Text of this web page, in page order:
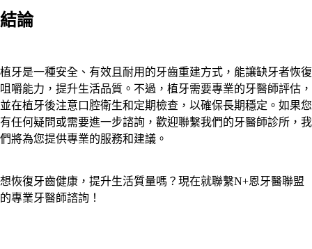
結論
植牙是一種安全、有效且耐用的牙齒重建方式，能讓缺牙者恢復
咀嚼能力，提升生活品質。不過，植牙需要專業的牙醫師評估，
並在植牙後注意口腔衛生和定期檢查，以確保長期穩定。如果您
有任何疑問或需要進一步諮詢，歡迎聯繫我們的牙醫師診所，我
們將為您提供專業的服務和建議。
想恢復牙齒健康，提升生活質量嗎？現在就聯繫N+恩牙醫聯盟
的專業牙醫師諮詢！